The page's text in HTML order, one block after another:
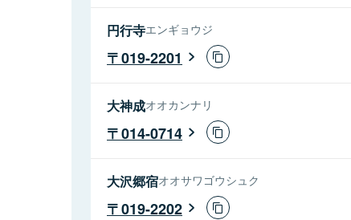
円行寺エンギョウジ
019-2201
大神成オオカンナリ
014-0714
大沢郷宿オオサワゴウシュク
019-2202